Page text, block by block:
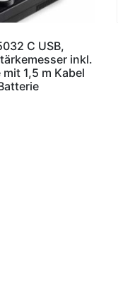
C USB,
inkl.
1,5 m Kabel